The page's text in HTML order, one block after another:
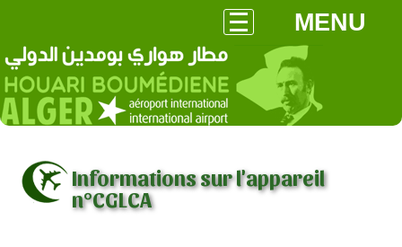
MENU
Informations sur l'appareil
n°CGLCA